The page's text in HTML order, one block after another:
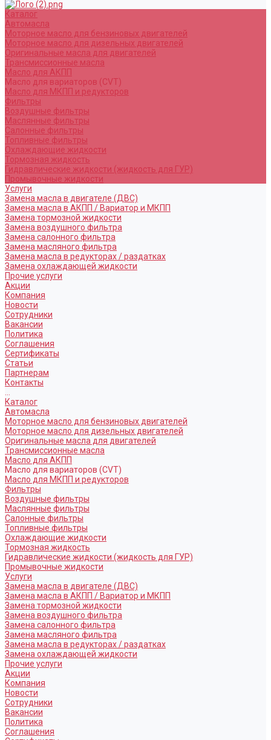
Каталог
Автомасла
Моторное масло для бензиновых двигателей
Моторное масло для дизельных двигателей
Оригинальные масла для двигателей
Трансмиссионные масла
Масло для АКПП
Масло для вариаторов (CVT)
Масло для МКПП и редукторов
Фильтры
Воздушные фильтры
Маслянные фильтры
Салонные фильтры
Топливные фильтры
Охлаждающие жидкости
Тормозная жидкость
Гидравлические жидкости (жидкость для ГУР)
Промывочные жидкости
Услуги
Замена масла в двигателе (ДВС)
Замена масла в АКПП / Вариатор и МКПП
Замена тормозной жидкости
Замена воздушного фильтра
Замена салонного фильтра
Замена масляного фильтра
Замена масла в редукторах / раздатках
Замена охлаждающей жидкости
Прочие услуги
Акции
Компания
Новости
Сотрудники
Вакансии
Политика
Соглашения
Сертификаты
Статьи
Партнерам
Контакты
Каталог
Автомасла
Моторное масло для бензиновых двигателей
Моторное масло для дизельных двигателей
Оригинальные масла для двигателей
Трансмиссионные масла
Масло для АКПП
Масло для вариаторов (CVT)
Масло для МКПП и редукторов
Фильтры
Воздушные фильтры
Маслянные фильтры
Салонные фильтры
Топливные фильтры
Охлаждающие жидкости
Тормозная жидкость
Гидравлические жидкости (жидкость для ГУР)
Промывочные жидкости
Услуги
Замена масла в двигателе (ДВС)
Замена масла в АКПП / Вариатор и МКПП
Замена тормозной жидкости
Замена воздушного фильтра
Замена салонного фильтра
Замена масляного фильтра
Замена масла в редукторах / раздатках
Замена охлаждающей жидкости
Прочие услуги
Акции
Компания
Новости
Сотрудники
Вакансии
Политика
Соглашения